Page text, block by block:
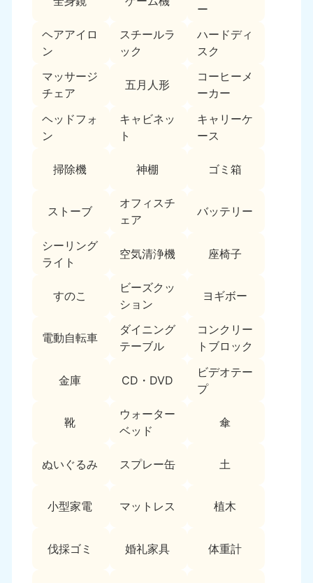
ー
ヘアアイロ
ン
スチールラ
ック
ハードディ
スク
マッサージ
チェア
五月人形
コーヒーメ
ーカー
ヘッドフォ
ン
キャビネッ
ト
キャリーケ
ース
掃除機 神棚 ゴミ箱
ストーブ
オフィスチ
ェア
バッテリー
シーリング
ライト
空気清浄機 座椅子
すのこ
ビーズクッ
ション
ヨギボー
電動自転車
ダイニング
テーブル
コンクリー
トブロック
金庫 CD・DVD
ビデオテー
プ
靴
ウォーター
ベッド
傘
ぬいぐるみ スプレー缶 土
小型家電 マットレス 植木
伐採ゴミ 婚礼家具 体重計